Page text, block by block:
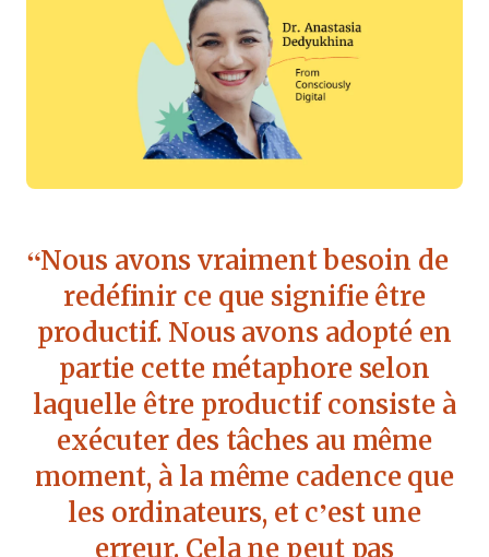
Nous avons vraiment besoin de
redéfinir ce que signifie être
productif. Nous avons adopté en
partie cette métaphore selon
laquelle être productif consiste à
exécuter des tâches au même
moment, à la même cadence que
les ordinateurs, et c’est une
erreur. Cela ne peut pas